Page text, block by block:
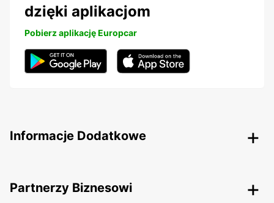
dzięki aplikacjom
Pobierz aplikację Europcar
Informacje Dodatkowe
Partnerzy Biznesowi